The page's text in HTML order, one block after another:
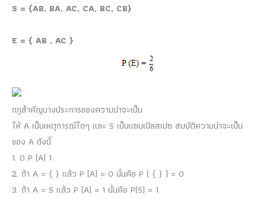
S = {AB, BA, AC, CA, BC, CB}
E = { AB , AC }
กฎสำคัญบางประการของความน่าจะเป็น
ให้ A เป็นเหตุการณ์ใดๆ และ S เป็นแซมเปิลสเปซ สมบัติความน่าจะเป็น
ของ A ดังนี้
1. 0 P (A) 1
2. ถ้า A = { } แล้ว P (A) = 0 นั่นคือ P ( { } ) = 0
3. ถ้า A = S แล้ว P (A) = 1 นั่นคือ P(S) = 1